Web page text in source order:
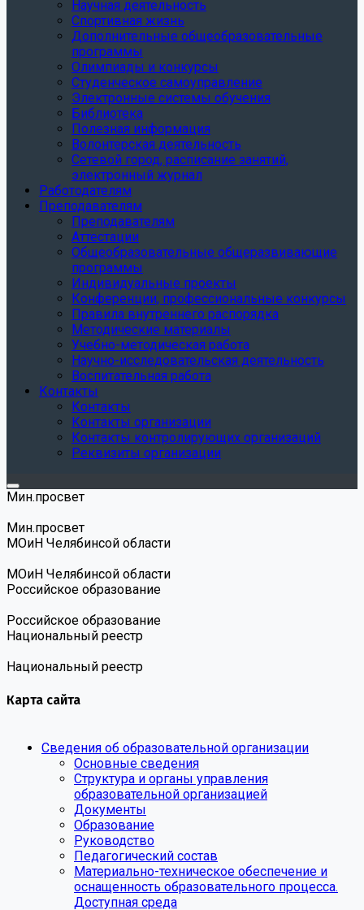
Научная деятельность
Спортивная жизнь
Дополнительные общеобразовательные
программы
Олимпиады и конкурсы
Студенческое самоуправление
Электронные системы обучения
Библиотека
Полезная информация
Волонтерская деятельность
Сетевой город, расписание занятий,
электронный журнал
Работодателям
Преподавателям
Преподавателям
Аттестации
Общеобразовательные общеразвивающие
программы
Индивидуальные проекты
Конференции, профессиональные конкурсы
Правила внутреннего распорядка
Методические материалы
Учебно-методическая работа
Научно-исследовательская деятельность
Воспитательная работа
Контакты
Контакты
Контакты организации
Контакты контролирующих организаций
Реквизиты организации
Мин.просвет
Мин.просвет
МОиН Челябинсой области
МОиН Челябинсой области
Российское образование
Российское образование
Национальный реестр
Национальный реестр
Карта сайта
Сведения об образовательной организации
Основные сведения
Структура и органы управления
образовательной организацией
Документы
Образование
Руководство
Педагогический состав
Материально-техническое обеспечение и
оснащенность образовательного процесса.
Доступная среда